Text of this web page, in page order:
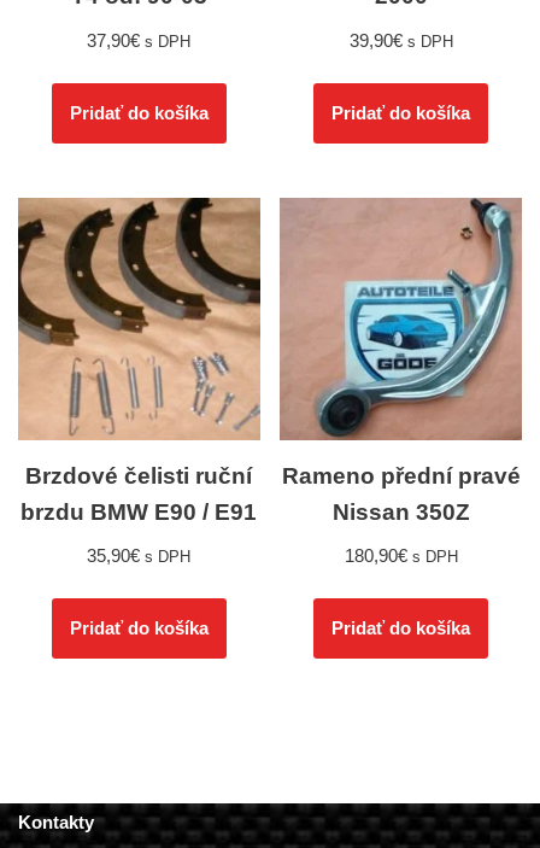
37,90€ s DPH
Pridať do košíka
39,90€ s DPH
Pridať do košíka
Brzdové čelisti ruční
brzdu BMW E90 / E91
35,90€ s DPH
Pridať do košíka
Rameno přední pravé
Nissan 350Z
180,90€ s DPH
Pridať do košíka
Kontakty